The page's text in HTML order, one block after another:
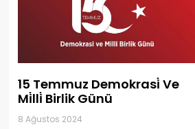
15 Temmuz Demokrasi̇ Ve
Mi̇lli̇ Birlik Günü
8 Ağustos 2024